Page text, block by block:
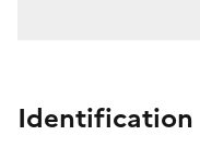
Identification